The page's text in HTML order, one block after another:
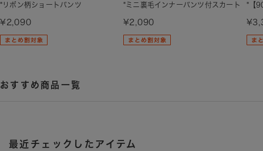
*リボン柄ショートパンツ
¥2,090
*ミニ裏毛インナーパンツ付スカート
¥2,090
*【
おすすめ商品一覧
最近チェックしたアイテム